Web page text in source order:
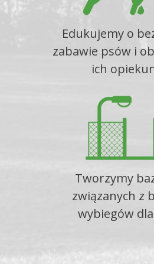
Edukujemy o
zabawie psów i
ich
Tworzymy
związanych z
wybiegów